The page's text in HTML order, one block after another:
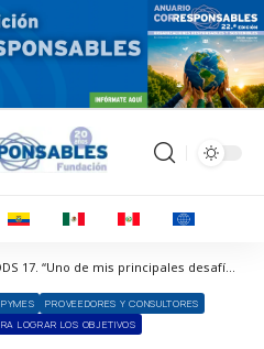
Corresponsables > Entrevistas > ODS 17. “Uno de mis principales desafíos es conseguir que el interlocutor o colaborador esté alineado en un concepto claro de RSC, y en su aplicabilidad”
PYMES
PROVEEDORES Y CONSULTORES
LOGRAR LOS OBJETIVOS